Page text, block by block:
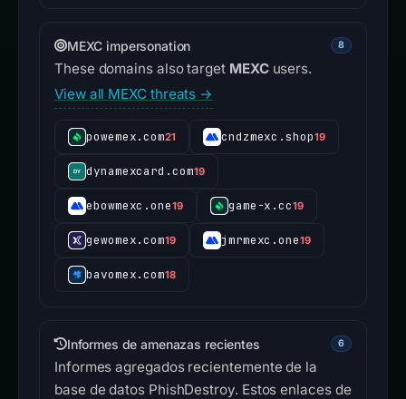
MEXC impersonation 8
These domains also target MEXCusers.
View all MEXC threats →
powemex.com21 cndzmexc.shop19
dynamexcard.com19
ebowmexc.one19 game-x.cc19
gewomex.com19 jmrmexc.one19
bavomex.com18
Informes de amenazas recientes 6
Informes agregados recientemente de la
base de datos PhishDestroy. Estos enlaces de